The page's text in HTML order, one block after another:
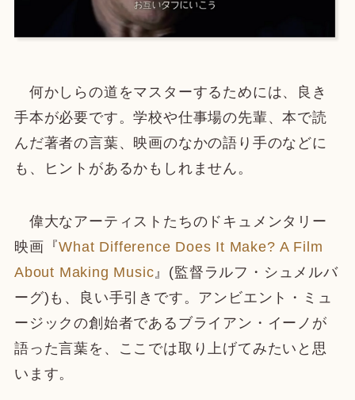
何かしらの道をマスターするためには、良き
手本が必要です。学校や仕事場の先輩、本で読
んだ著者の言葉、映画のなかの語り手のなどに
も、ヒントがあるかもしれません。
偉大なアーティストたちのドキュメンタリー
映画『What Difference Does It Make? A Film
About Making Music』(監督ラルフ・シュメルバ
ーグ)も、良い手引きです。アンビエント・ミュ
ージックの創始者であるブライアン・イーノが
語った言葉を、ここでは取り上げてみたいと思
います。